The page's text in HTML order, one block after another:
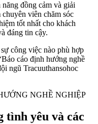
đồng cảm và giải
viên chăm sóc
tốt nhất cho khách
đáng tin cậy.
công việc nào phù hợp
cáo định hướng nghề
ngũ Tracuuthansohoc
NGHỀ NGHIỆP
tình yêu và các